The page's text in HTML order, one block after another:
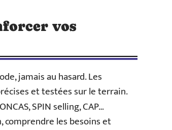
vos
jamais au hasard. Les
et testées sur le terrain.
SPIN selling, CAP…
les besoins et